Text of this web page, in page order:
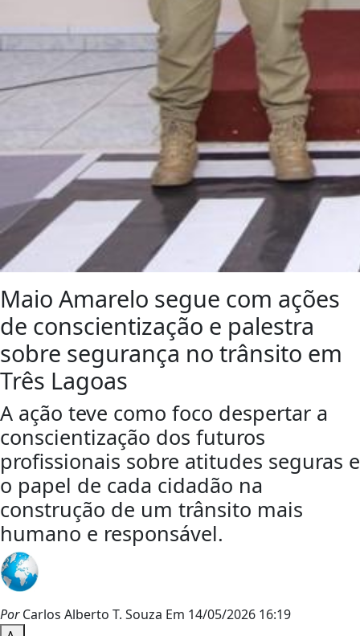
Maio Amarelo segue com ações
de conscientização e palestra
sobre segurança no trânsito em
Três Lagoas
A ação teve como foco despertar a
conscientização dos futuros
profissionais sobre atitudes seguras e
o papel de cada cidadão na
construção de um trânsito mais
humano e responsável.
PorCarlos Alberto T. Souza Em 14/05/2026 16:19